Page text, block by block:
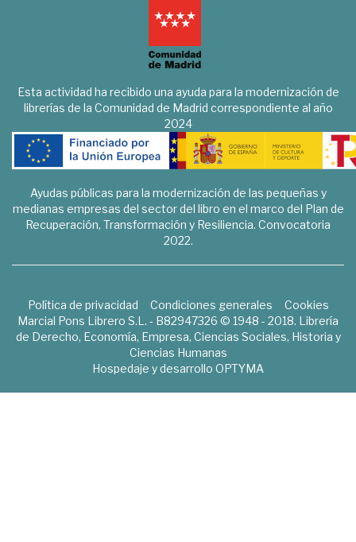
Esta actividad ha recibido una ayuda para la modernización de
librerías de la Comunidad de Madrid correspondiente al año
2024
Ayudas públicas para la modernización de las pequeñas y
medianas empresas del sector del libro en el marco del Plan de
Recuperación, Transformación y Resiliencia. Convocatoria
2022.
Política de privacidad Condiciones generales
Cookies
Marcial Pons Librero S.L. - B82947326 © 1948 - 2018. Librería
de Derecho, Economía, Empresa, Ciencias Sociales, Historia y
Ciencias Humanas
Hospedaje y desarrollo OPTYMA